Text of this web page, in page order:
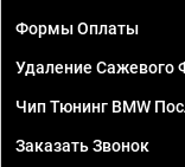
Формы Оплаты
Удаление Сажевого
Чип Тюнинг BMW
Заказать Звонок